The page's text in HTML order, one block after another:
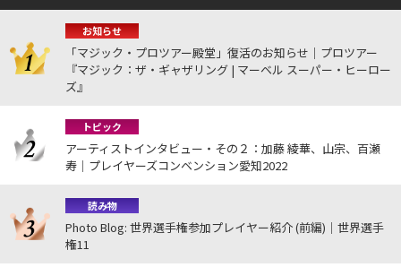
お知らせ
「マジック・プロツアー殿堂」復活のお知らせ｜プロツアー
『マジック：ザ・ギャザリング | マーベル スーパー・ヒーロー
ズ』
トピック
アーティストインタビュー・その２：加藤 綾華、山宗、百瀬
寿｜プレイヤーズコンベンション愛知2022
読み物
Photo Blog: 世界選手権参加プレイヤー紹介 (前編)｜世界選手
権11